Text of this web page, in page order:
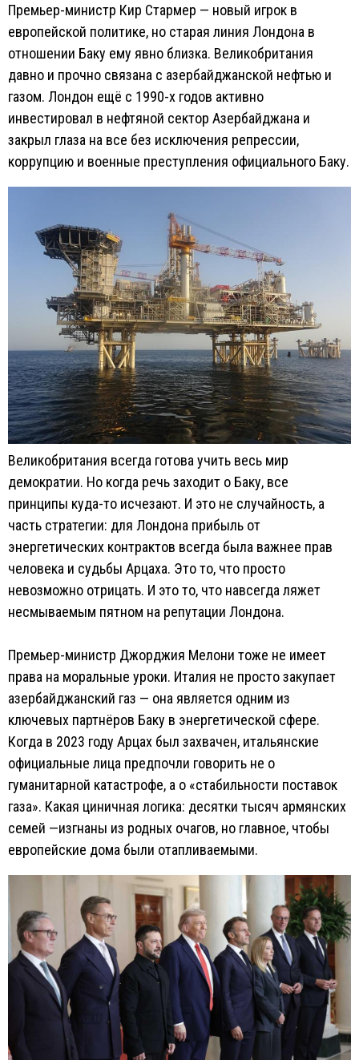
Премьер-министр Кир Стармер — новый игрок в
европейской политике, но старая линия Лондона в
отношении Баку ему явно близка. Великобритания
давно и прочно связана с азербайджанской нефтью и
газом. Лондон ещё с 1990-х годов активно
инвестировал в нефтяной сектор Азербайджана и
закрыл глаза на все без исключения репрессии,
коррупцию и военные преступления официального Баку.
Великобритания всегда готова учить весь мир
демократии. Но когда речь заходит о Баку, все
принципы куда-то исчезают. И это не случайность, а
часть стратегии: для Лондона прибыль от
энергетических контрактов всегда была важнее прав
человека и судьбы Арцаха. Это то, что просто
невозможно отрицать. И это то, что навсегда ляжет
несмываемым пятном на репутации Лондона.
Премьер-министр Джорджия Мелони тоже не имеет
права на моральные уроки. Италия не просто закупает
азербайджанский газ — она является одним из
ключевых партнёров Баку в энергетической сфере.
Когда в 2023 году Арцах был захвачен, итальянские
официальные лица предпочли говорить не о
гуманитарной катастрофе, а о «стабильности поставок
газа». Какая циничная логика: десятки тысяч армянских
семей —изгнаны из родных очагов, но главное, чтобы
европейские дома были отапливаемыми.